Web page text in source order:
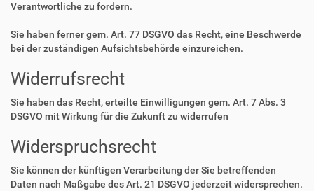
Verantwortliche zu fordern.
Sie haben ferner gem. Art. 77 DSGVO das Recht, eine Beschwerde
bei der zuständigen Aufsichtsbehörde einzureichen.
Widerrufsrecht
Sie haben das Recht, erteilte Einwilligungen gem. Art. 7 Abs. 3
DSGVO mit Wirkung für die Zukunft zu widerrufen
Widerspruchsrecht
Sie können der künftigen Verarbeitung der Sie betreffenden
Daten nach Maßgabe des Art. 21 DSGVO jederzeit widersprechen.